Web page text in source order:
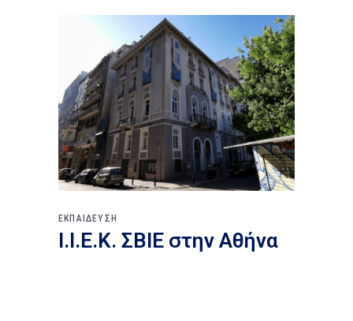
ΕΚΠΑΙΔΕΥΣΗ
Ι.Ι.Ε.Κ. ΣΒΙΕ στην Αθήνα